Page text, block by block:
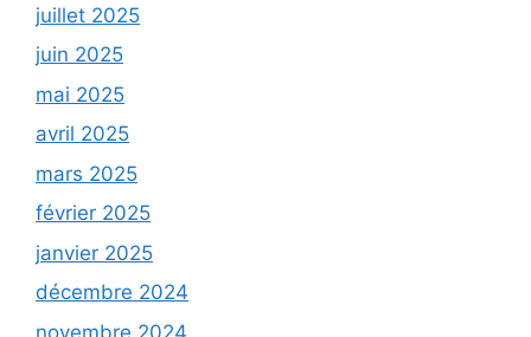
juillet 2025
juin 2025
mai 2025
avril 2025
mars 2025
février 2025
janvier 2025
décembre 2024
novembre 2024